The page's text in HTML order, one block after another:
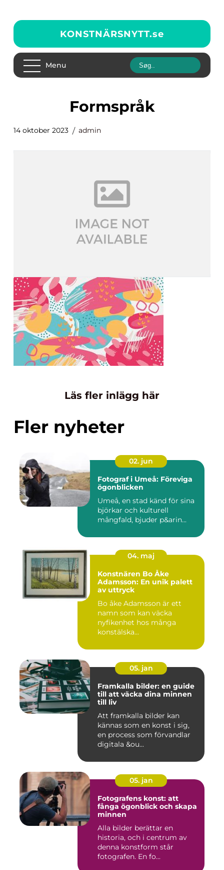
KONSTNÄRSNYTT.se
Menu
formspråk
14 oktober 2023 admin
Läs fler inlägg här
Fler nyheter
02. jun
Fotograf i Umeå: Föreviga
ögonblicken
Umeå, en stad känd för sina
björkar och kulturell
mångfald, bjuder p&arin...
04. maj
Konstnären Bo Åke
Adamsson: En unik palett
av uttryck
Bo åke Adamsson är ett
namn som kan väcka
nyfikenhet hos många
konstälska...
05. jan
Framkalla bilder: en guide
till att väcka dina minnen
till liv
Att framkalla bilder kan
kännas som en konst i sig,
en process som förvandlar
digitala &ou...
05. jan
Fotografens konst: att
fånga ögonblick och skapa
minnen
Alla bilder berättar en
historia, och i centrum av
denna konstform står
fotografen. En fo...